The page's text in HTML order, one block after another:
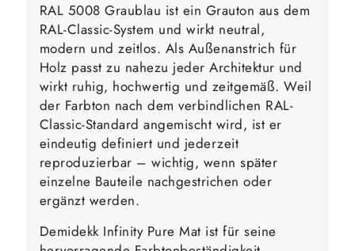
RAL 5008 Graublau ist ein Grauton aus dem
RAL-Classic-System und wirkt neutral,
modern und zeitlos. Als Außenanstrich für
Holz passt zu nahezu jeder Architektur und
wirkt ruhig, hochwertig und zeitgemäß. Weil
der Farbton nach dem verbindlichen RAL-
Classic-Standard angemischt wird, ist er
eindeutig definiert und jederzeit
reproduzierbar – wichtig, wenn später
einzelne Bauteile nachgestrichen oder
ergänzt werden.
Demidekk Infinity Pure Mat ist für seine